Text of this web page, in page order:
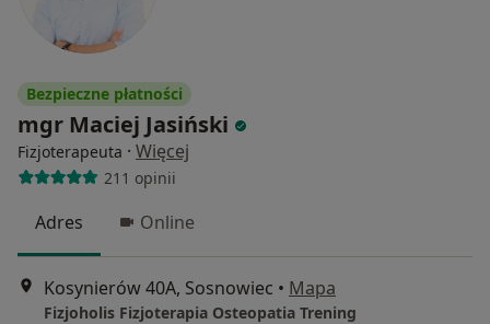
Bezpieczne płatności
mgr Maciej Jasiński
Fizjoterapeuta · Więcej
211 opinii
Adres Online
Kosynierów 40A, Sosnowiec • Mapa
Fizjoholis Fizjoterapia Osteopatia Trening